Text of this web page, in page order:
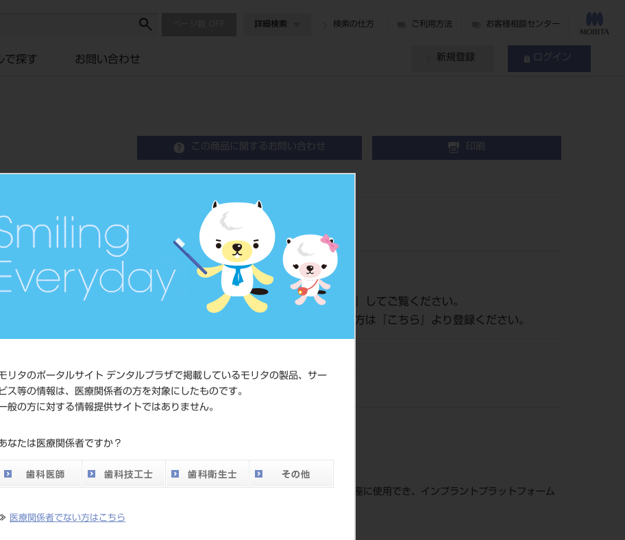
リタのポータルサイト デンタルプラザで掲載しているモリタの製品、サー
ビス等の情報は、医療関係者の方を対象にしたものです。
般の方に対する情報提供サイトではありません。
なたは医療関係者ですか？
医療関係者でない方はこちら
詳細検索 検索の仕方 ご利用方法 お客様相談センター
で探す お問い合わせ 新規登録 ログイン
この商品に関するお問い合わせ 印刷
歯科用スチールバー
品目コード 206760057
価格の確認は『 ログイン
』してご覧ください。
ネット会員登録がまだの方は『
こちら 』より登録ください。
メーカー トーメンメディカル社
骨を除去するのに使用します。ワンピースデザインなので組立ての必要がなく即座に使用でき、インプラントプラットフォーム